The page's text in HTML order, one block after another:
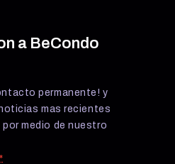
a BeCondo
permanente! y
mas recientes
medio de nuestro
*